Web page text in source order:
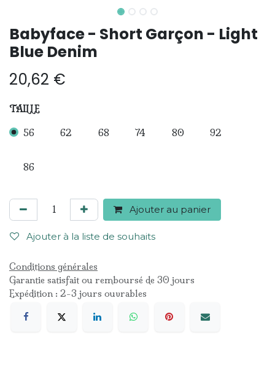
Babyface - Short Garçon - Light
Blue Denim
20,62 €
TAILLE
56 62 68 74 80 92
86
Ajouter au panier
Ajouter à la liste de souhaits
Conditions générales
Garantie satisfait ou remboursé de 30 jours
Expédition : 2-3 jours ouvrables